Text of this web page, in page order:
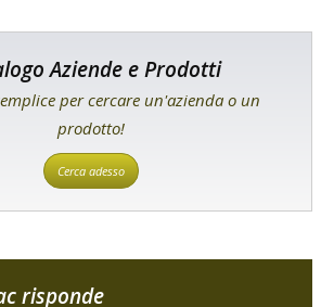
Aziende e Prodotti
per cercare un'azienda o un
prodotto!
Cerca adesso
risponde